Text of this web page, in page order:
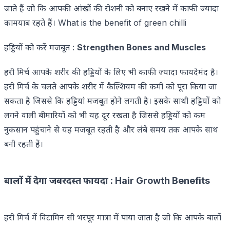
जाते हैं जो कि आपकी आंखों की रोशनी को बनाए रखने में काफी ज्यादा
कामयाब रहते हैं। What is the benefit of green chilli
हड्डियों को करें मजबूत : Strengthen Bones and Muscles
हरी मिर्च आपके शरीर की हड्डियों के लिए भी काफी ज्यादा फायदेमंद है।
हरी मिर्च के चलते आपके शरीर में कैल्शियम की कमी को पूरा किया जा
सकता है जिससे कि हड्डियां मजबूत होने लगती है। इसके साथी हड्डियों को
लगने वाली बीमारियों को भी यह दूर रखता है जिससे हड्डियों को कम
नुकसान पहुंचाने से यह मजबूत रहती है और लंबे समय तक आपके साथ
बनी रहती हैं।
बालों में देगा जबरदस्त फायदा : Hair Growth Benefits
हरी मिर्च में विटामिन सी भरपूर मात्रा में पाया जाता है जो कि आपके बालों